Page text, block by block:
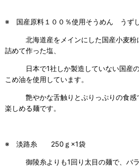
※ 国産原料１００％使用そうめん う
北海道産をメインにした国産小麦粉
詰めて作った塩、
日本で1社しか製造していない国産の
こめ油を使用しています。
艶やかな舌触りとぷりっぷりの食感
楽しめる麺です。
※ 淡路糸 250ｇ×1袋
御陵糸よりも1回り太目の麺で、バラ